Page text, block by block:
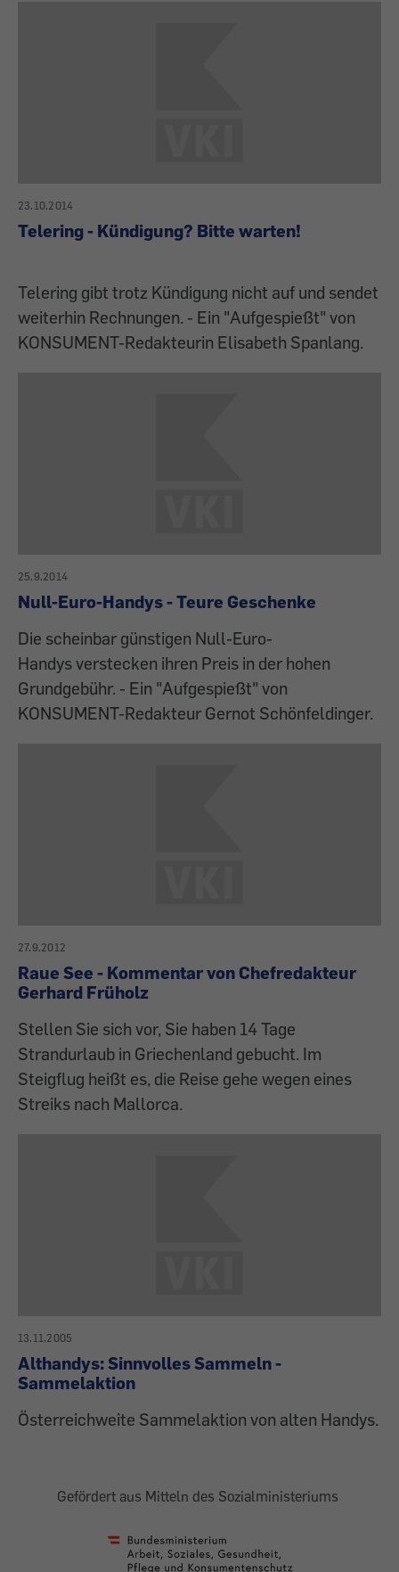
23.10.2014
Telering - Kündigung? Bitte warten!
Telering gibt trotz Kündigung nicht auf und sendet
weiterhin Rechnungen. - Ein "Aufgespießt" von
KONSUMENT-Redakteurin Elisabeth Spanlang.
25.9.2014
Null-Euro-Handys - Teure Geschenke
Die scheinbar günstigen Null-Euro-
Handys verstecken ihren Preis in der hohen
Grundgebühr. - Ein "Aufgespießt" von
KONSUMENT-Redakteur Gernot Schönfeldinger.
27.9.2012
Raue See - Kommentar von Chefredakteur
Gerhard Früholz
Stellen Sie sich vor, Sie haben 14 Tage
Strandurlaub in Griechenland gebucht. Im
Steigflug heißt es, die Reise gehe wegen eines
Streiks nach Mallorca.
13.11.2005
Althandys: Sinnvolles Sammeln -
Sammelaktion
Österreichweite Sammelaktion von alten Handys.
Gefördert aus Mitteln des Sozialministeriums